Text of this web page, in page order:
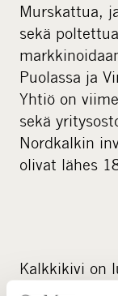
Murskattua,
sekä
Puolassa ja
Yhtiö on
sekä
Nordkalkin
olivat lähes
Kalkkikivi on
käytetään